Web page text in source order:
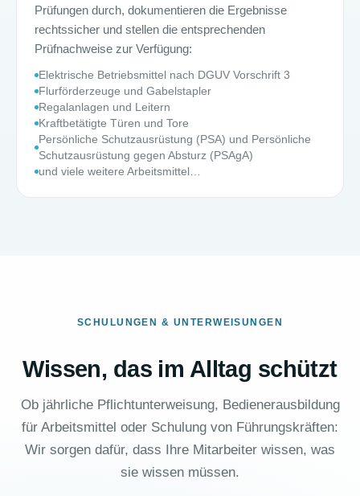
Prüfungen durch, dokumentieren die Ergebnisse
rechtssicher und stellen die entsprechenden
Prüfnachweise zur Verfügung:
Elektrische Betriebsmittel nach DGUV Vorschrift 3
Flurförderzeuge und Gabelstapler
Regalanlagen und Leitern
Kraftbetätigte Türen und Tore
Persönliche Schutzausrüstung (PSA) und Persönliche
Schutzausrüstung gegen Absturz (PSAgA)
und viele weitere Arbeitsmittel…
SCHULUNGEN & UNTERWEISUNGEN
Wissen, das im Alltag schützt
Ob jährliche Pflichtunterweisung, Bedienerausbildung
für Arbeitsmittel oder Schulung von Führungskräften:
Wir sorgen dafür, dass Ihre Mitarbeiter wissen, was
sie wissen müssen.